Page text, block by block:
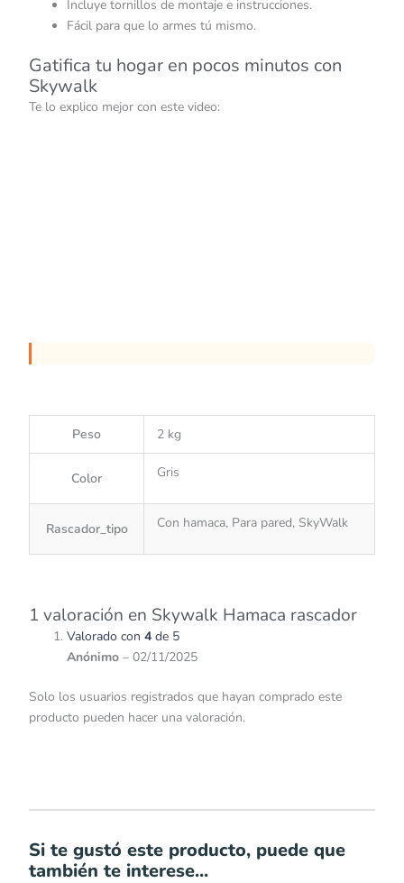
Incluye tornillos de montaje e instrucciones.
Fácil para que lo armes tú mismo.
Gatifica tu hogar en pocos minutos con
Skywalk
Te lo explico mejor con este video:
Peso 2 kg
Color Gris
Rascador_tipo Con hamaca, Para pared, SkyWalk
1 valoración en Skywalk Hamaca rascador
Valorado con 4 de 5
Anónimo – 02/11/2025
Solo los usuarios registrados que hayan comprado este
producto pueden hacer una valoración.
Si te gustó este producto, puede que
también te interese...